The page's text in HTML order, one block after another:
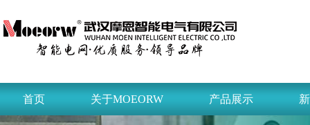
首页 关于MOEORW 产品展示